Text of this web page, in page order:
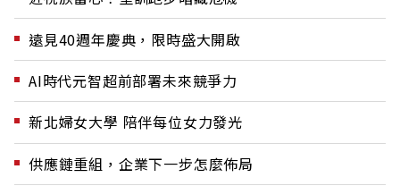
遠見40週年慶典，限時盛大開啟
AI時代元智超前部署未來競爭力
新北婦女大學 陪伴每位女力發光
供應鏈重組，企業下一步怎麼佈局